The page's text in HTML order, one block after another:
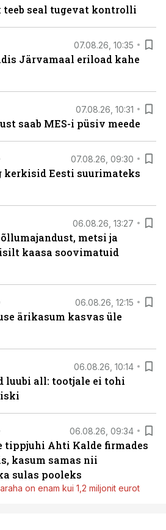
seal tugevat kontrolli
07.08.26, 10:35
Järvamaal eriload kahe
07.08.26, 10:31
saab MES-i püsiv meede
07.08.26, 09:30
kerkisid Eesti suurimateks
06.08.26, 13:27
metsi ja
kaasa soovimatuid
06.08.26, 12:15
ärikasum kasvas üle
06.08.26, 10:14
luubi all: tootjale ei tohi
06.08.26, 09:34
tippjuhi Ahti Kalde firmades
kasum samas nii
sulas pooleks
on enam kui 1,2 miljonit eurot